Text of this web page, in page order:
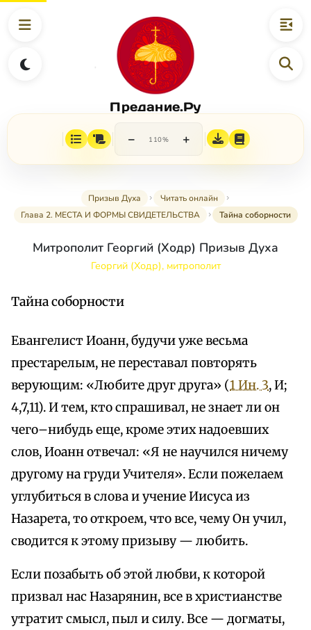
Предание.Ру
− 110% +
Призыв Духа
Читать онлайн
Глава 2. МЕСТА И ФОРМЫ СВИДЕТЕЛЬСТВА
Тайна соборности
Митрополит Георгий (Ходр) Призыв Духа
Георгий (Ходр), митрополит
Тайна соборности
Евангелист Иоанн, будучи уже весьма
престарелым, не переставал повторять
верующим: «Любите друг друга» (1 Ин. 3, И;
4,7,11). И тем, кто спрашивал, не знает ли он
чего–нибудь еще, кроме этих надоевших
слов, Иоанн отвечал: «Я не научился ничему
другому на груди Учителя». Если пожелаем
углубиться в слова и учение Иисуса из
Назарета, то откроем, что все, чему Он учил,
сводится к этому призыву — любить.
Если позабыть об этой любви, к которой
призвал нас Назарянин, все в христианстве
утратит смысл, пыл и силу. Все — догматы,